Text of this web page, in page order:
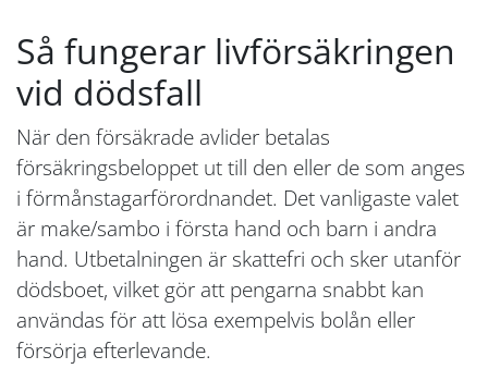
Så fungerar livförsäkringen
vid dödsfall
När den försäkrade avlider betalas
försäkringsbeloppet ut till den eller de som anges
i förmånstagarförordnandet. Det vanligaste valet
är make/sambo i första hand och barn i andra
hand. Utbetalningen är skattefri och sker utanför
dödsboet, vilket gör att pengarna snabbt kan
användas för att lösa exempelvis bolån eller
försörja efterlevande.